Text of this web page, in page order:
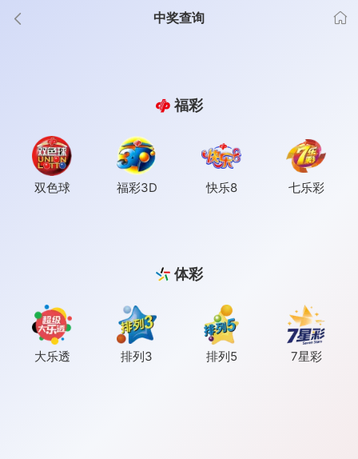
中奖查询
福彩
双色球 福彩3D 快乐8 七乐彩
体彩
大乐透 排列3 排列5 7星彩